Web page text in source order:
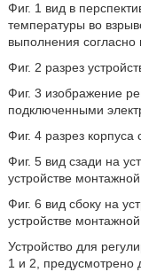
Фиг. 1 вид в
температуры во
выполнения согласно
Фиг. 2 разрез
Фиг. 3 изображение
подключенными
Фиг. 4 разрез корпуса
Фиг. 5 вид сзади на
устройстве
Фиг. 6 вид сбоку на
устройстве
Устройство для
1 и 2, предусмотрено